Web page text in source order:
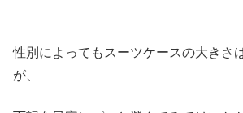
性別によってもスーツケースの大きさ
が、